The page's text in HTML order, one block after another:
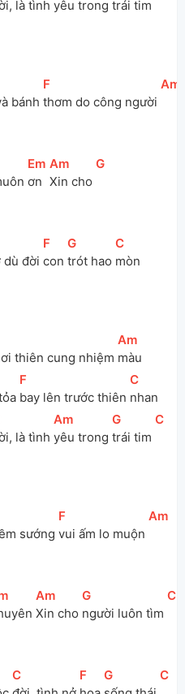
là tình yêu trong trái tim
bánh
[F
thơm do công người
[
Am
[Em ]
ơn
[
Am
Xin cho
[
G
dù đời
[F
con
[
G
trót hao
[
C
mòn
thiên cung nhiệm
[
Am
màu
[F
bay lên trước thiên
[
C
nhan
là tình
[
Am
yêu trong
[
G
trái tim
[
C
sướng
[F
vui ấm lo muộn
[
Am
[
Am
Xin cho
[
G
người luôn tìm
[
C
[
C [F [
G [
C